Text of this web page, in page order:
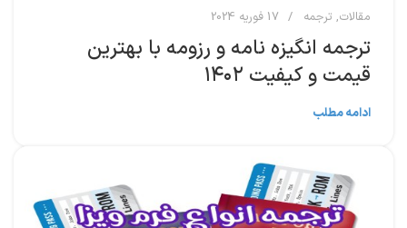
مقالات, ترجمه 17 فوریه 2024
ترجمه انگیزه نامه و رزومه با بهترین
قیمت و کیفیت ۱۴۰۲
ادامه مطلب